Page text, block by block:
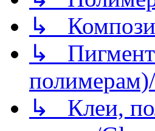
↳
↳
↳ Клеи,